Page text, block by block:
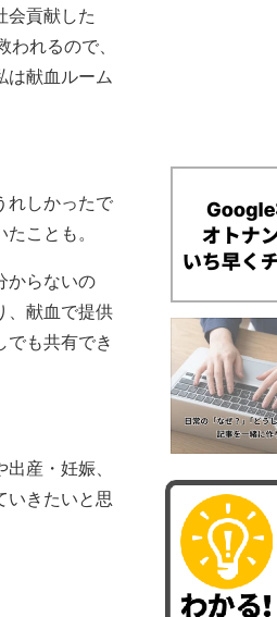
会貢献した
れるので、
は献血ルーム
れしかったで
ことも。
からないの
、献血で提供
でも共有でき
産・妊娠、
いきたいと思